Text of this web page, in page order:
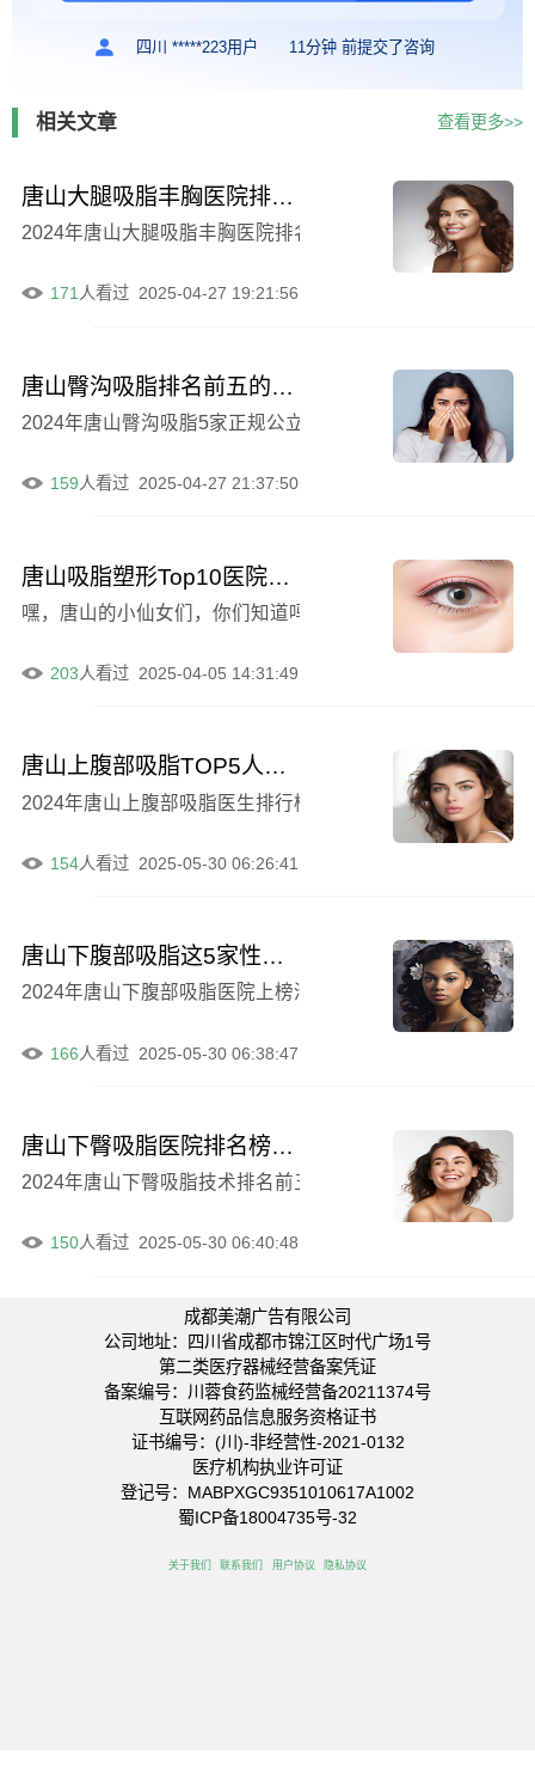
四川 *****223用户 11分钟 前提交了咨询
相关文章 查看更多>>
唐山大腿吸脂丰胸医院排名榜前五年中测评
2024年唐山大腿吸脂丰胸医院排名榜前五医院大介绍！前5
2025-04-27 19:21:56
171人看过
唐山臀沟吸脂排名前五的医院：省医院、市口腔等
2024年唐山臀沟吸脂5家正规公立医院排名榜一览前5的*新
2025-04-27 21:37:50
159人看过
唐山吸脂塑形Top10医院榜单发布 邓柏林医美夺魁惊艳全场
2025-04-05 14:31:49
203人看过
唐山上腹部吸脂TOP5人气医院榜单全新分享！
2024年唐山上腹部吸脂医生排行榜：5家公立分享前5的*新
2025-05-30 06:26:41
154人看过
唐山下腹部吸脂这5家性价比名列前茅！
2024年唐山下腹部吸脂医院上榜清单前十强口碑点评前5的
2025-05-30 06:38:47
166人看过
唐山下臀吸脂医院排名榜前十名惊喜亮相
2024年唐山下臀吸脂技术排名前五的医生名单出炉！前5的
2025-05-30 06:40:48
150人看过
成都美潮广告有限公司
公司地址：四川省成都市锦江区时代广场1号
第二类医疗器械经营备案凭证
备案编号：川蓉食药监械经营备20211374号
互联网药品信息服务资格证书
证书编号：(川)-非经营性-2021-0132
医疗机构执业许可证
登记号：MABPXGC9351010617A1002
蜀ICP备18004735号-32
关于我们 联系我们 用户协议 隐私协议